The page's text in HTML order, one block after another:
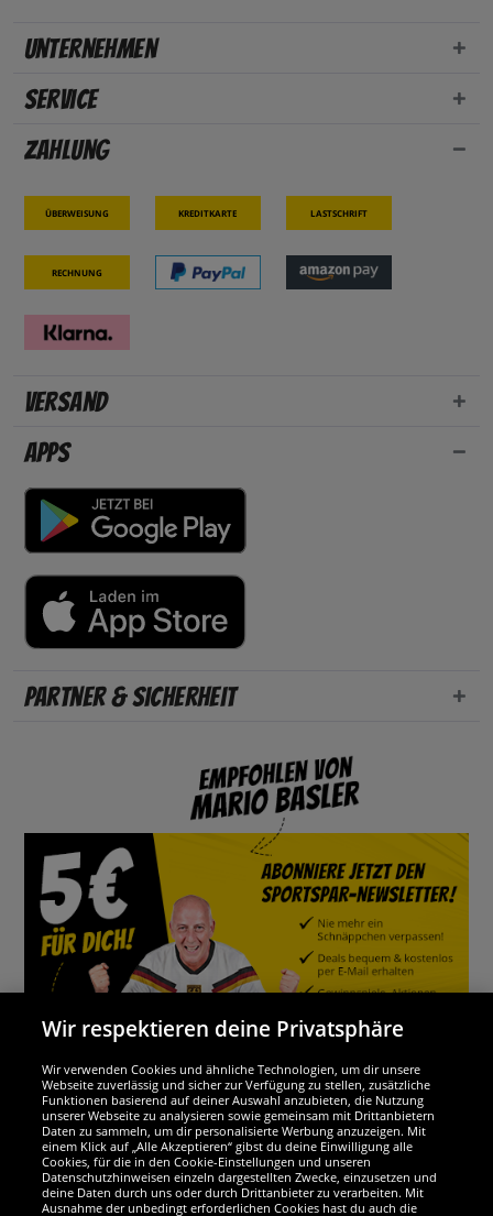
Unternehmen
Service
Zahlung
Überweisung Kreditkarte Lastschrift
Rechnung
Versand
Apps
Partner & Sicherheit
Wir sind ausgezeichnet
Wir respektieren deine Privatsphäre
Wir verwenden Cookies und ähnliche Technologien, um dir unsere
Webseite zuverlässig und sicher zur Verfügung zu stellen, zusätzliche
Funktionen basierend auf deiner Auswahl anzubieten, die Nutzung
unserer Webseite zu analysieren sowie gemeinsam mit Drittanbietern
Daten zu sammeln, um dir personalisierte Werbung anzuzeigen. Mit
einem Klick auf „Alle Akzeptieren“ gibst du deine Einwilligung alle
Cookies, für die in den Cookie-Einstellungen und unseren
Datenschutzhinweisen einzeln dargestellten Zwecke, einzusetzen und
deine Daten durch uns oder durch Drittanbieter zu verarbeiten. Mit
Ausnahme der unbedingt erforderlichen Cookies hast du auch die